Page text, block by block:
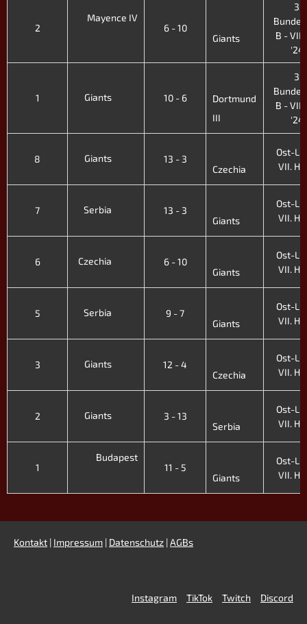
2
Mayence IV
6 - 10
Giants
3.
B -
'24
1 Giants 10 - 6
Dortmund
III
3.
B -
'24
8 Giants
13 - 3
Czechia
Ost-
VII. H.
7 Serbia
13 - 3
Giants
Ost-
VII. H.
6 Czechia
6 - 10
Giants
Ost-
VII. H.
5 Serbia
9 - 7
Giants
Ost-
VII. H.
3 Giants
12 - 4
Czechia
Ost-
VII. H.
2 Giants
3 - 13
Serbia
Ost-
VII. H.
1
Budapest
11 - 5
Giants
Ost-
VII. H.
Kontakt | Impressum | Datenschutz |AGBs
Instagram TikTok Twitch Discord